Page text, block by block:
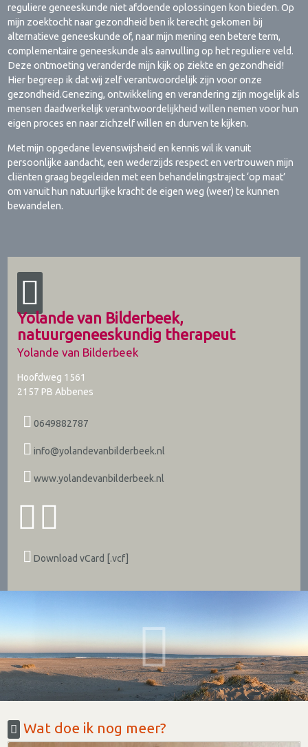
reguliere geneeskunde niet afdoende oplossingen kon bieden. Op
mijn zoektocht naar gezondheid ben ik terecht gekomen bij
alternatieve geneeskunde of, naar mijn mening een betere term,
complementaire geneeskunde als aanvulling op het reguliere veld.
Deze ontmoeting veranderde mijn kijk op ziekte en gezondheid!
Hier begreep ik dat wij zelf verantwoordelijk zijn voor onze
gezondheid.Genezing, ontwikkeling en verandering zijn mogelijk als
mensen daadwerkelijk verantwoordelijkheid willen nemen voor hun
eigen proces en naar zichzelf willen en durven te kijken.
Met mijn opgedane levenswijsheid en kennis wil ik vanuit
persoonlijke aandacht, een wederzijds respect en vertrouwen mijn
cliënten graag begeleiden met een behandelingstraject ‘op maat’
om vanuit hun natuurlijke kracht de eigen weg (weer) te kunnen
bewandelen.
Yolande van Bilderbeek,
natuurgeneeskundig therapeut
Yolande van Bilderbeek
Hoofdweg 1561
2157 PB Abbenes
0649882787
info@yolandevanbilderbeek.nl
www.yolandevanbilderbeek.nl
Download vCard [.vcf]
Wat doe ik nog meer?